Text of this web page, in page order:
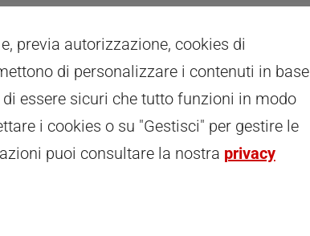
PRIVACY
GESTIONALE GAIA
RED CLOUD
previa autorizzazione, cookies di
di personalizzare i contenuti in base
essere sicuri che tutto funzioni in modo
i cookies o su "Gestisci" per gestire le
puoi consultare la nostra privacy